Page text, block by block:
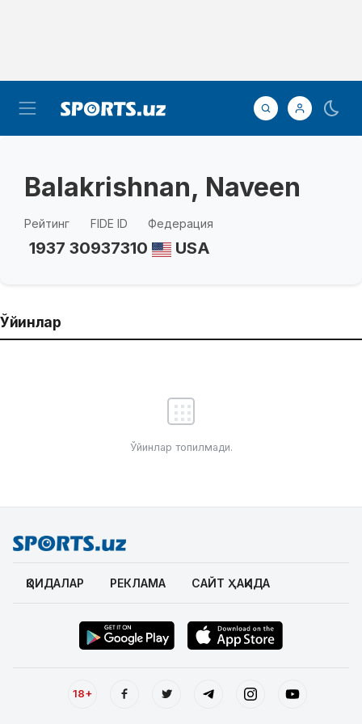
Balakrishnan, Naveen
Рейтинг
1937
FIDE ID
30937310
Федерация
USA
Ўйинлар
Ўйинлар топилмади.
ҚОИДАЛАР РЕКЛАМА САЙТ ҲАҚИДА
18+